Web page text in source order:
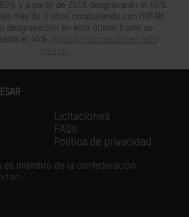
y a partir de 250€ desgravarán el 40%.
más de 3 años colaborando con OXFAM
tu desgravación en este último tramo se
el 45%. Amplia información en este
enlace.
Licitaciones
FAQs
Política de privacidad
es miembro de la confederación
.